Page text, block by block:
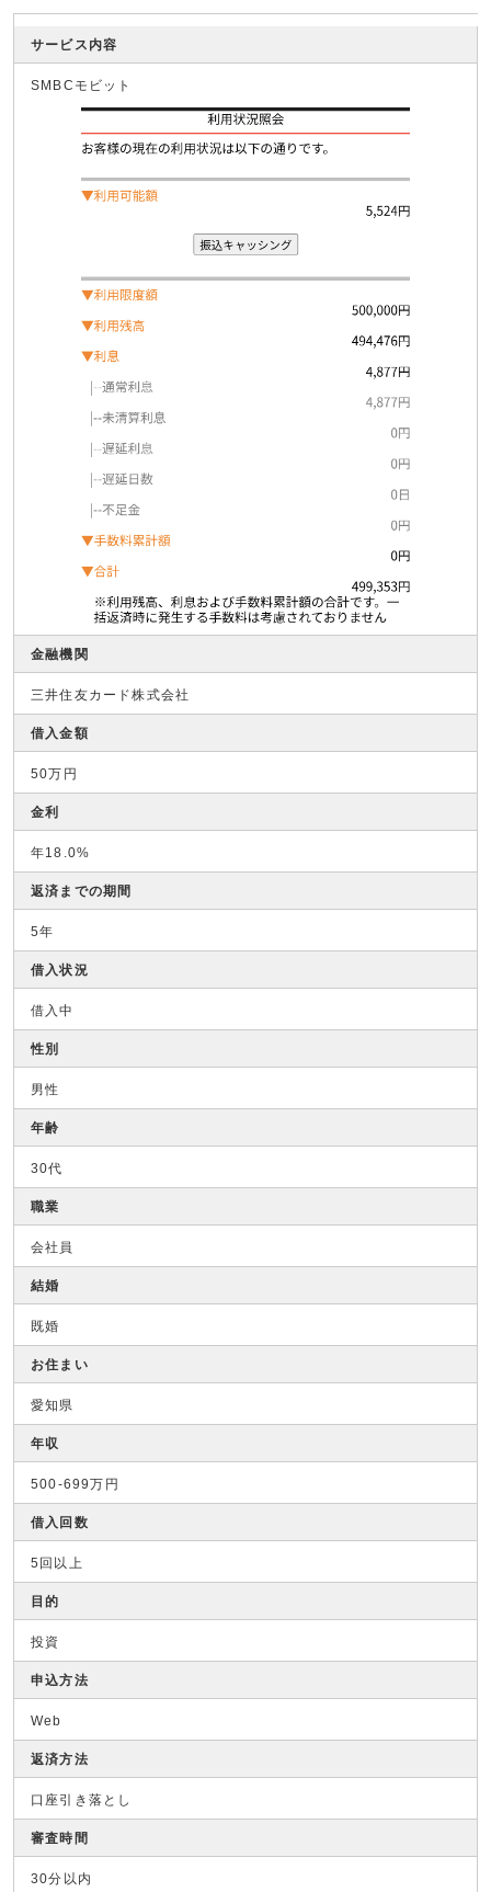
サービス内容
SMBCモビット
金融機関
三井住友カード株式会社
借入金額
50万円
金利
年18.0%
返済までの期間
5年
借入状況
借入中
性別
男性
年齢
30代
職業
会社員
結婚
既婚
お住まい
愛知県
年収
500-699万円
借入回数
5回以上
目的
投資
申込方法
Web
返済方法
口座引き落とし
審査時間
30分以内